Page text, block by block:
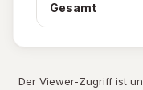
Gesamt
Der Viewer-Zugriff ist